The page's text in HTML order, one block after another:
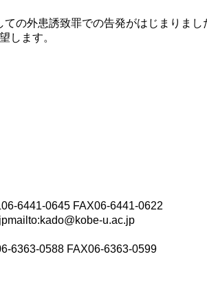
の外患誘致罪での告発がはじまりまし
します。
6441-0645 FAX06-6441-0622
u.ac.jp
6363-0588 FAX06-6363-0599